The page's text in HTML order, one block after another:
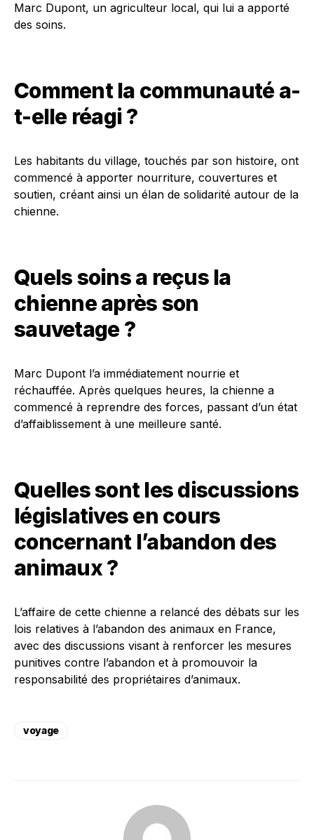
Marc Dupont, un agriculteur local, qui lui a apporté
des soins.
Comment la communauté a-
t-elle réagi ?
Les habitants du village, touchés par son histoire, ont
commencé à apporter nourriture, couvertures et
soutien, créant ainsi un élan de solidarité autour de la
chienne.
Quels soins a reçus la
chienne après son
sauvetage ?
Marc Dupont l’a immédiatement nourrie et
réchauffée. Après quelques heures, la chienne a
commencé à reprendre des forces, passant d’un état
d’affaiblissement à une meilleure santé.
Quelles sont les discussions
législatives en cours
concernant l’abandon des
animaux ?
L’affaire de cette chienne a relancé des débats sur les
lois relatives à l’abandon des animaux en France,
avec des discussions visant à renforcer les mesures
punitives contre l’abandon et à promouvoir la
responsabilité des propriétaires d’animaux.
voyage